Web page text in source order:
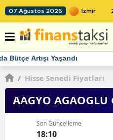
07 Ağustos 2026
22:24 TCMB'nin rezervlerinde
/ Hisse Senedi Fiyatları
AAGYO AGAOGLU
Son Güncelleme
18:10